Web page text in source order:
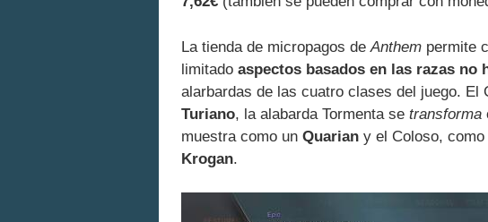
La tienda de micropagos de Anthem permite
limitado aspectos basados en las razas no
alarbardas de las cuatro clases del juego. El
Turiano, la alabarda Tormenta se transforma
muestra como un Quarian y el Coloso,
Krogan.